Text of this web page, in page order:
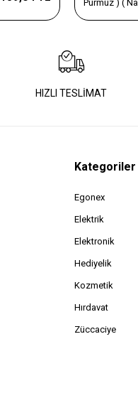
Pürmüz ) (
(otomatik
HIZLI TESLİMAT
Kategoriler
Egonex
Elektrik
Elektronik
Hediyelik
Kozmetik
Hırdavat
Züccaciye